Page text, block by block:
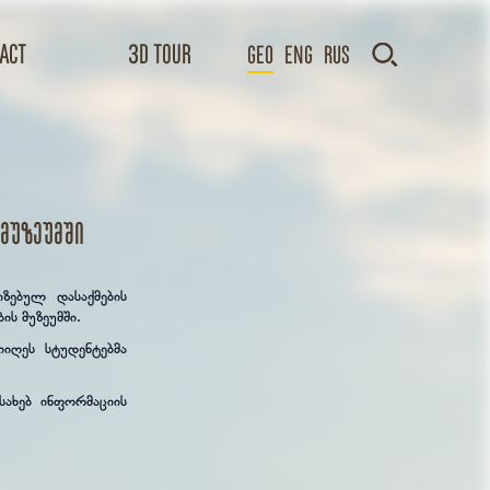
3D TOUR GEO Eng Rus
დასაქმების
მუზეუმში.
სტუდენტებმა
ინფორმაციის